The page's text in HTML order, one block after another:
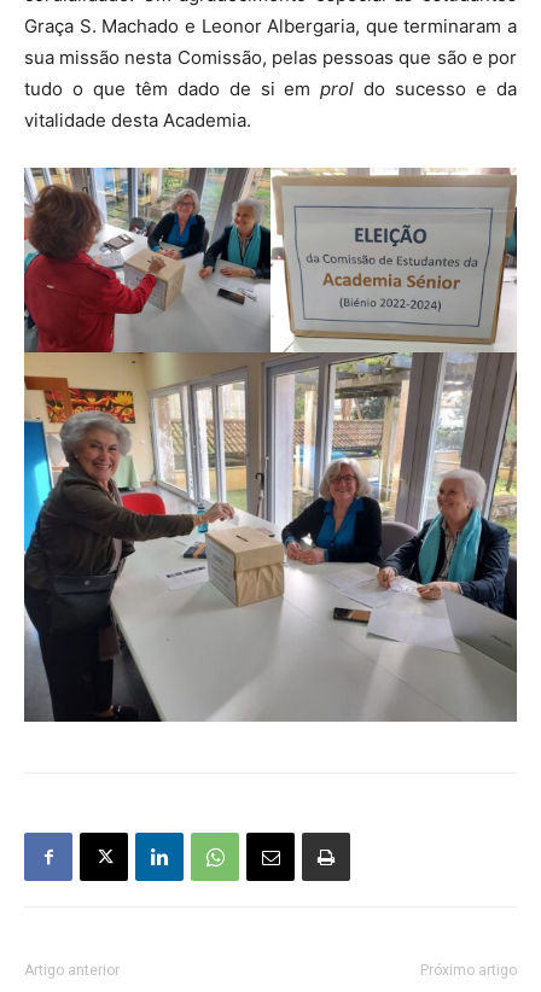
Graça S. Machado e Leonor Albergaria, que terminaram a
sua missão nesta Comissão, pelas pessoas que são e por
tudo o que têm dado de si emproldo sucesso e da
vitalidade desta Academia.
Artigo anterior Próximo artigo